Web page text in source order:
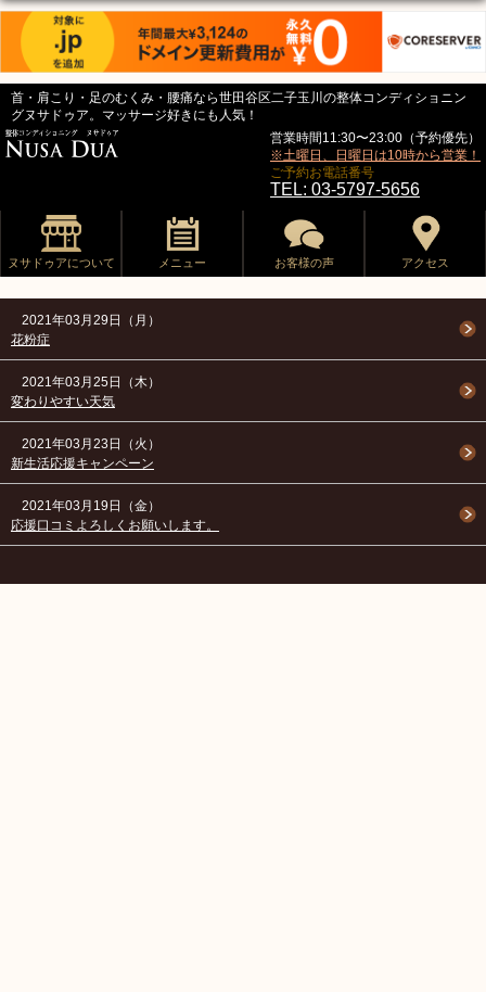
首・肩こり・足のむくみ・腰痛なら世田谷区二子玉川の整体コンディショニン
グヌサドゥア。マッサージ好きにも人気！
営業時間11:30〜23:00（予約優先）
※土曜日、日曜日は10時から営業！
ご予約お電話番号
TEL: 03-5797-5656
ヌサドゥアについて メニュー お客様の声 アクセス
2021年03月29日（月）
花粉症
2021年03月25日（木）
変わりやすい天気
2021年03月23日（火）
新生活応援キャンペーン
2021年03月19日（金）
応援口コミよろしくお願いします。